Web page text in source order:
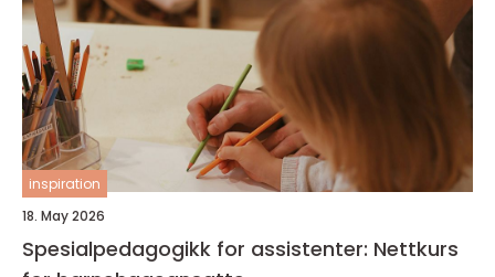
inspiration
18. May 2026
Spesialpedagogikk for assistenter: Nettkurs